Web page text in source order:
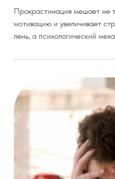
Прокрастинация мешает не
мотивацию и увеличивает
лень, а психологический